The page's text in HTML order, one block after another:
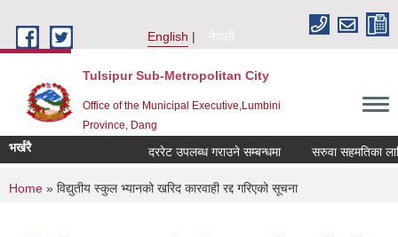
English
नेपाली
Tulsipur Sub-Metropolitan City
Office of the Municipal Executive,Lumbini
Province, Dang
भर्खरै दररेट उपलब्ध गराउने सम्बन्धमा सरुवा सहमतिका
You are here
Home » विद्युतीय स्कुल भ्यानको खरिद कारवाही रद्द गरिएको सूचना